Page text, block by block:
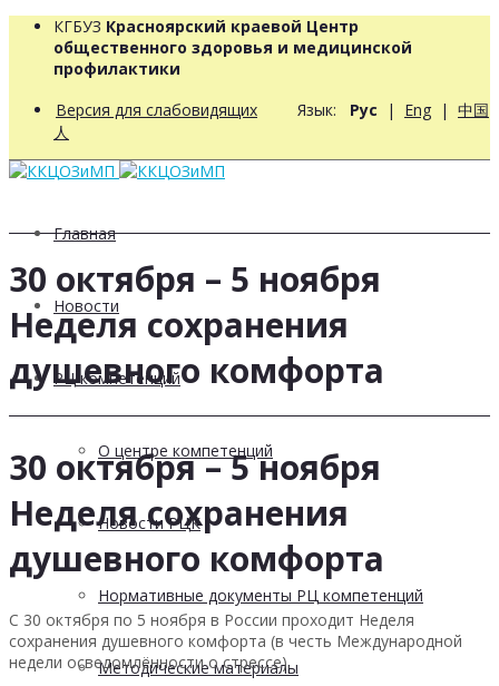
КГБУЗ Красноярский краевой Центр
общественного здоровья и медицинской
профилактики
Версия для слабовидящих Язык: Рус | Eng | 中国
人
Главная
Новости
РЦ компетенций
О центре компетенций
Новости РЦК
Нормативные документы РЦ компетенций
Методические материалы
30 октября – 5 ноября
Неделя сохранения
душевного комфорта
30 октября – 5 ноября
Неделя сохранения
душевного комфорта
С 30 октября по 5 ноября в России проходит Неделя
сохранения душевного комфорта (в честь Международной
недели осведомлённости о стрессе).